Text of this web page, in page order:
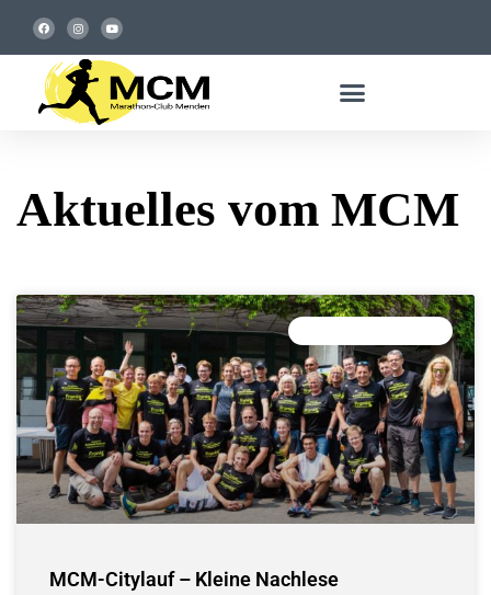
Aktuelles vom MCM
MCM-Citylauf – Kleine Nachlese